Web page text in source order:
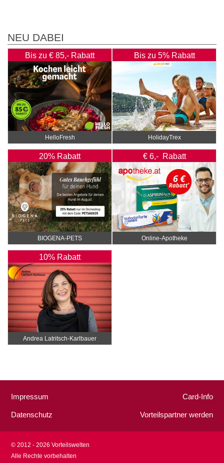
NEU DABEI
Bis zu € 85,- Rabatt
HelloFresh
Bis zu 5% Rabatt
HolidayTrex
20% Rabatt
BIOGENA-PETS
€ 6,- Rabatt
Online‑Apotheke
10% Rabatt
Andrea Latritsch-Karlbauer
Impressum
Datenschutz
Card-Info
Vorteilspartner werden
© 2012 - 2026 Vorteilswelten
Alle Rechte vorbehalten